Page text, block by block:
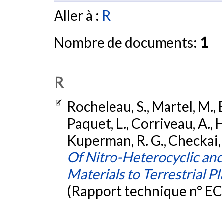
Aller à : R
Nombre de documents: 1
R
Rocheleau, S., Martel, M.,
Paquet, L., Corriveau, A.,
Kuperman, R. G.,
Of Nitro-Heterocyclic
Materials to Terrestrial
(Rapport technique n°